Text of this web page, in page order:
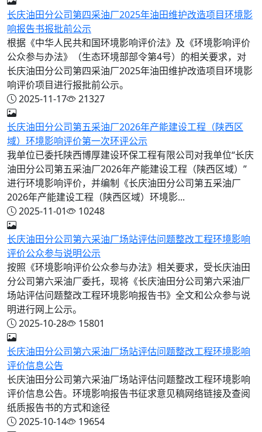
长庆油田分公司第四采油厂2025年油田维护改造项目环境影
响报告书报批前公示
根据《中华人民共和国环境影响评价法》及《环境影响评价
公众参与办法》（生态环境部部令第4号）的相关要求，对
长庆油田分公司第四采油厂2025年油田维护改造项目环境影
响评价项目进行报批前公示。
2025-11-17
21327
长庆油田分公司第五采油厂2026年产能建设工程（陕西区
域）环境影响评价第一次环评公示
我单位已委托陕西博厚建设环保工程有限公司对我单位“长庆
油田分公司第五采油厂2026年产能建设工程（陕西区域）”
进行环境影响评价，并编制《长庆油田分公司第五采油厂
2026年产能建设工程（陕西区域）环境影...
2025-11-01
10248
长庆油田分公司第六采油厂场站评估问题整改工程环境影响
评价公众参与说明公示
按照《环境影响评价公众参与办法》相关要求，受长庆油田
分公司第六采油厂委托，现将《长庆油田分公司第六采油厂
场站评估问题整改工程环境影响报告书》全文和公众参与说
明进行网上公示。
2025-10-28
15801
长庆油田分公司第六采油厂场站评估问题整改工程环境影响
评价信息公告
长庆油田分公司第六采油厂场站评估问题整改工程环境影响
评价信息公告。环境影响报告书征求意见稿网络链接及查阅
纸质报告书的方式和途径
2025-10-14
19654